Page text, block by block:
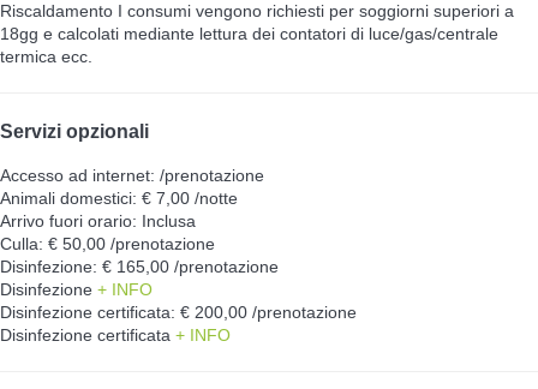
Riscaldamento I consumi vengono richiesti per soggiorni superiori a
18gg e calcolati mediante lettura dei contatori di luce/gas/centrale
termica ecc.
Servizi opzionali
Accesso ad internet: /prenotazione
Animali domestici: € 7,00 /notte
Arrivo fuori orario: Inclusa
Culla: € 50,00 /prenotazione
Disinfezione: € 165,00 /prenotazione
Disinfezione + INFO
Disinfezione certificata: € 200,00 /prenotazione
Disinfezione certificata + INFO